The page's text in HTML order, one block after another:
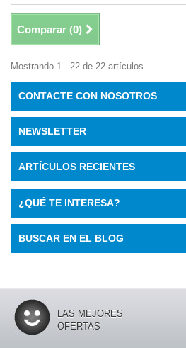
Comparar (0)
Mostrando 1 - 22 de 22 artículos
CONTACTE CON NOSOTROS
NEWSLETTER
ARTÍCULOS RECIENTES
¿QUÉ TE INTERESA?
BUSCAR EN EL BLOG
LAS MEJORES
OFERTAS